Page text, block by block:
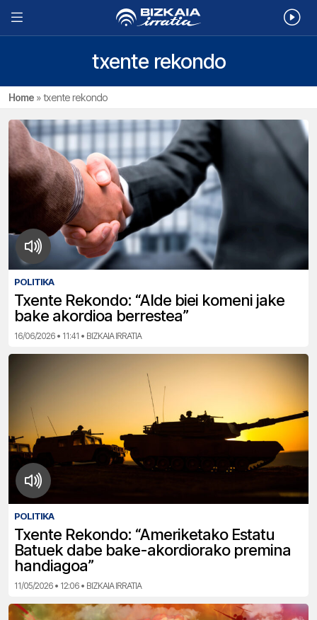
txente rekondo
Home »txente rekondo
POLITIKA
Txente Rekondo: “Alde biei komeni jake
bake akordioa berrestea”
16/06/2026 • 11:41 • BIZKAIA IRRATIA
POLITIKA
Txente Rekondo: “Ameriketako Estatu
Batuek dabe bake-akordiorako premina
handiagoa”
11/05/2026 • 12:06 • BIZKAIA IRRATIA